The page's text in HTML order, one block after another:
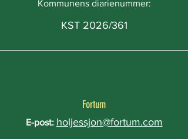
Kommunens diarienummer:
KST 2026/361
Fortum
E-post: holjessjon@fortum.com